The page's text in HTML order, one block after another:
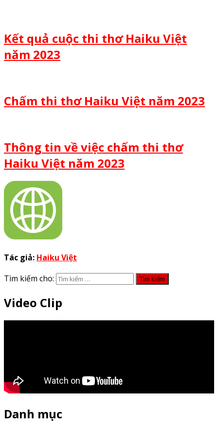
Kết quả cuộc thi thơ Haiku Việt
năm 2023
Chấm thi thơ Haiku Việt năm 2023
Thông tin về việc chấm thi thơ
Haiku Việt năm 2023
Tác giả: Haiku Việt
Tìm kiếm cho:
Video Clip
Danh mục